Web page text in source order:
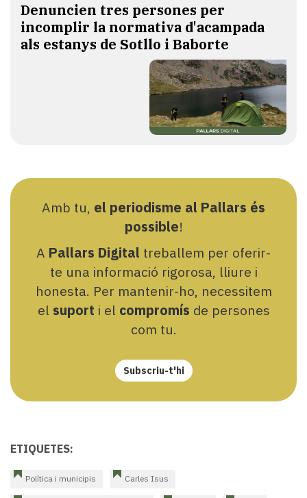
Denuncien tres persones per
incomplir la normativa d'acampada
als estanys de Sotllo i Baborte
Amb tu, el periodisme al Pallars és
possible!
A Pallars Digital treballem per oferir-
te una informació rigorosa, lliure i
honesta. Per mantenir-ho, necessitem
el suport i el compromís de persones
com tu.
Subscriu-t'hi
ETIQUETES:
Política i municipis Carles Isus